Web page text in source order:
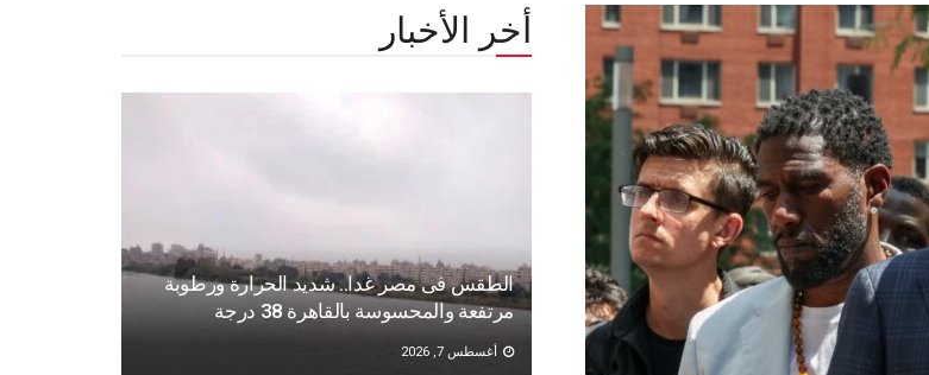
أخر الأخبار
الطقس فى مصر غدا.. شديد الحرارة ورطوبة
مرتفعة والمحسوسة بالقاهرة 38 درجة
أغسطس 7, 2026